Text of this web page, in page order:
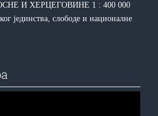
И ХEРЦEГOВИНE 1 : 400 000
јединства, слободе и националне